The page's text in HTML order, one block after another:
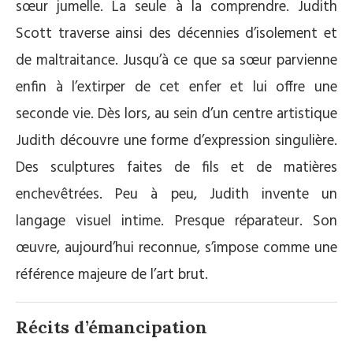
sœur jumelle. La seule à la comprendre. Judith
Scott traverse ainsi des décennies d’isolement et
de maltraitance. Jusqu’à ce que sa sœur parvienne
enfin à l’extirper de cet enfer et lui offre une
seconde vie. Dès lors, au sein d’un centre artistique
Judith découvre une forme d’expression singulière.
Des sculptures faites de fils et de matières
enchevêtrées. Peu à peu, Judith invente un
langage visuel intime. Presque réparateur. Son
œuvre, aujourd’hui reconnue, s’impose comme une
référence majeure de l’art brut.
Récits d’émancipation